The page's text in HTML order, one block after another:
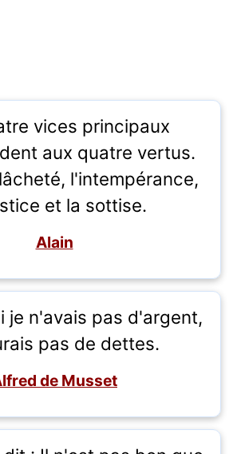
vices principaux
aux quatre vertus.
l'intempérance,
et la sottise.
Alain
je n'avais pas d'argent,
pas de dettes.
de Musset